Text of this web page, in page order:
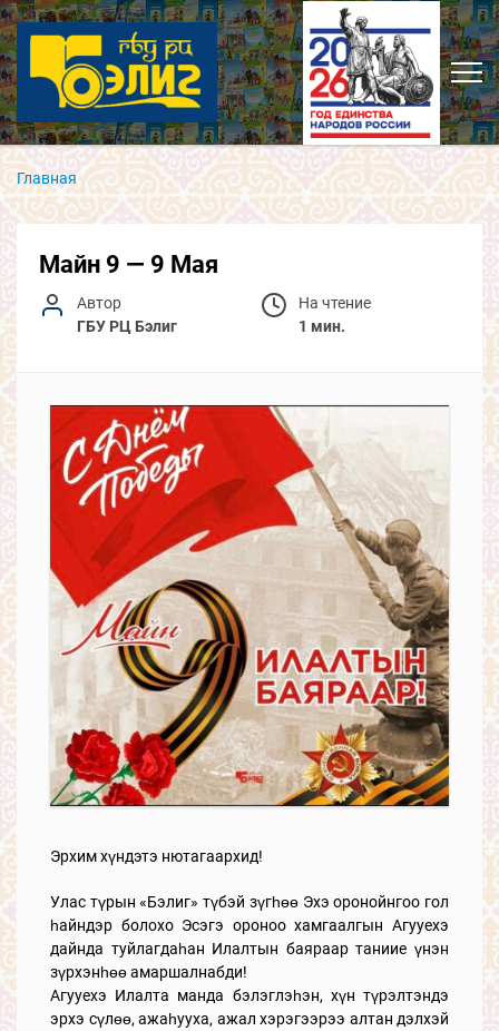
Главная
Майн 9 — 9 Мая
Автор
ГБУ РЦ Бэлиг
На чтение
1 мин.
Эрхим хүндэтэ нютагаархид!
Улас түрын «Бэлиг» түбэй зүгһөө Эхэ оронойнгоо гол
һайндэр болохо Эсэгэ ороноо хамгаалгын Агууехэ
дайнда туйлагдаһан Илалтын баяраар таниие үнэн
зүрхэнһөө амаршалнабди!
Агууехэ Илалта манда бэлэглэһэн, хүн түрэлтэндэ
эрхэ сүлөө, ажаһууха, ажал хэрэгээрээ алтан дэлхэй